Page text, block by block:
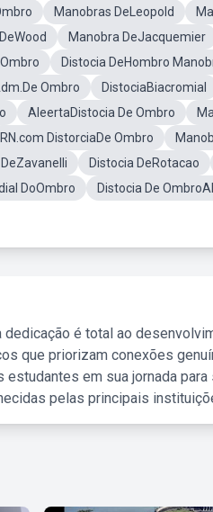
Manobras DeLeopold
Manobra DeJacquemier
Distocia DeHombro
Ombro DistociaBiacromial
AleertaDistocia De Ombro
RN.com DistorciaDe Ombro
Distocia DeRotacao
DoOmbro Distocia De
dedicação é total ao
que priorizam conexões
em sua jornada
pelas principais